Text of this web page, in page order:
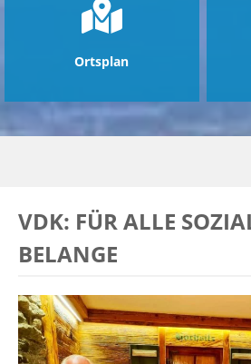
Ortsplan
VDK: FÜR ALLE
BELANGE